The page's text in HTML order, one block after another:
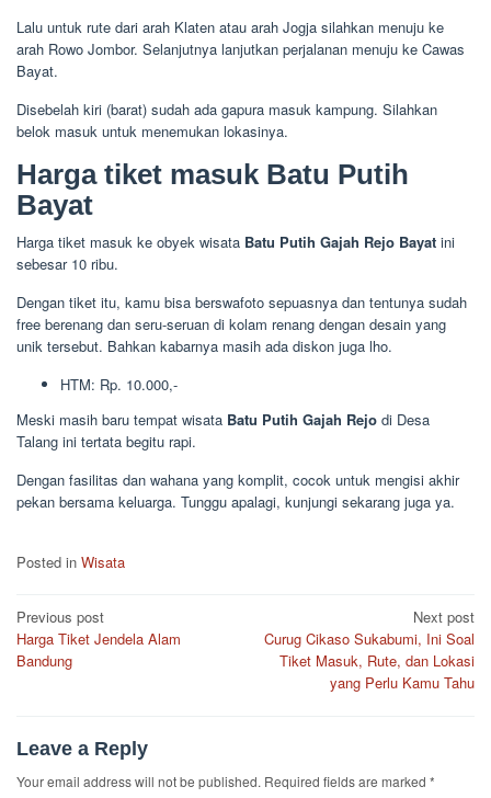
Lalu untuk rute dari arah Klaten atau arah Jogja silahkan menuju ke
arah Rowo Jombor. Selanjutnya lanjutkan perjalanan menuju ke Cawas
Bayat.
Disebelah kiri (barat) sudah ada gapura masuk kampung. Silahkan
belok masuk untuk menemukan lokasinya.
Harga tiket masuk Batu Putih
Bayat
Harga tiket masuk ke obyek wisata Batu Putih Gajah Rejo Bayat ini
sebesar 10 ribu.
Dengan tiket itu, kamu bisa berswafoto sepuasnya dan tentunya sudah
free berenang dan seru-seruan di kolam renang dengan desain yang
unik tersebut. Bahkan kabarnya masih ada diskon juga lho.
HTM: Rp. 10.000,-
Meski masih baru tempat wisata Batu Putih Gajah Rejo di Desa
Talang ini tertata begitu rapi.
Dengan fasilitas dan wahana yang komplit, cocok untuk mengisi akhir
pekan bersama keluarga. Tunggu apalagi, kunjungi sekarang juga ya.
Posted in Wisata
Post
navigation
Previous post
Harga Tiket Jendela Alam
Bandung
Next post
Curug Cikaso Sukabumi, Ini Soal
Tiket Masuk, Rute, dan Lokasi
yang Perlu Kamu Tahu
Leave a Reply
Your email address will not be published. Required fields are marked *